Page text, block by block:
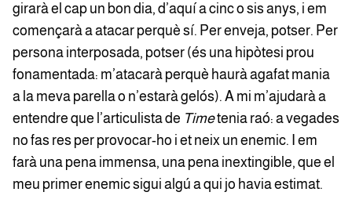
girarà el cap un bon dia, d’aquí a cinc o sis anys, i em
començarà a atacar perquè sí. Per enveja, potser. Per
persona interposada, potser (és una hipòtesi prou
fonamentada: m’atacarà perquè haurà agafat mania
a la meva parella o n’estarà gelós). A mi m’ajudarà a
entendre que l’articulista de Timetenia raó: a vegades
no fas res per provocar-ho i et neix un enemic. I em
farà una pena immensa, una pena inextingible, que el
meu primer enemic sigui algú a qui jo havia estimat.